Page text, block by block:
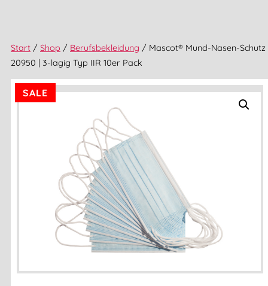
Start / Shop / Berufsbekleidung / Mascot® Mund-Nasen-Schutz
20950 | 3-lagig Typ IIR 10er Pack
SALE